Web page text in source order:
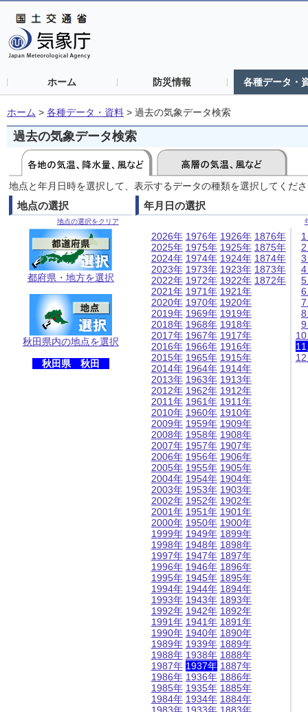
ホーム 防災情報 各種データ・
ホーム > 各種データ・資料 > 過去の気象データ検索
過去の気象データ検索
地点と年月日時を選択して、表示するデータの種類を選択してくだ
地点の選択
地点の選択をクリア
都府県・地方を選択
秋田県内の地点を選択
秋田県 秋田
年月日の選択
2026年
2025年
2024年
2023年
2022年
2021年
2020年
2019年
2018年
2017年
2016年
2015年
2014年
2013年
2012年
2011年
2010年
2009年
2008年
2007年
2006年
2005年
2004年
2003年
2002年
2001年
2000年
1999年
1998年
1997年
1996年
1995年
1994年
1993年
1992年
1991年
1990年
1989年
1988年
1987年
1986年
1985年
1984年
1976年
1975年
1974年
1973年
1972年
1971年
1970年
1969年
1968年
1967年
1966年
1965年
1964年
1963年
1962年
1961年
1960年
1959年
1958年
1957年
1956年
1955年
1954年
1953年
1952年
1951年
1950年
1949年
1948年
1947年
1946年
1945年
1944年
1943年
1942年
1941年
1940年
1939年
1938年
1937年
1936年
1935年
1934年
1926年
1925年
1924年
1923年
1922年
1921年
1920年
1919年
1918年
1917年
1916年
1915年
1914年
1913年
1912年
1911年
1910年
1909年
1908年
1907年
1906年
1905年
1904年
1903年
1902年
1901年
1900年
1899年
1898年
1897年
1896年
1895年
1894年
1893年
1892年
1891年
1890年
1889年
1888年
1887年
1886年
1885年
1884年
1876年
1875年
1874年
1873年
1872年